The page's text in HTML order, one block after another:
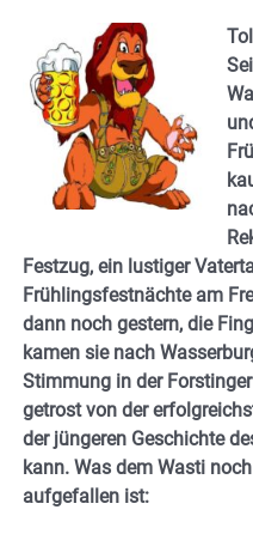
Festzug, ein lustiger
Frühlingsfestnächte am
dann noch gestern, die
kamen sie nach
Stimmung in der
getrost von der
der jüngeren Geschichte
kann. Was dem Wasti
aufgefallen ist: